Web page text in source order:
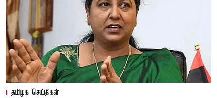
தமிழக செய்திகள்